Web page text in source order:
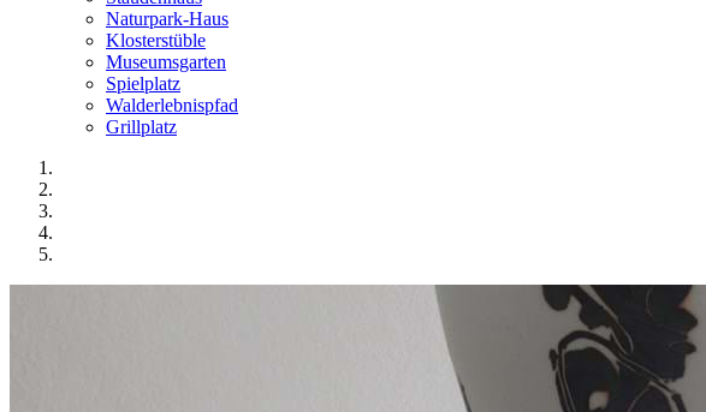
Naturpark-Haus
Klosterstüble
Museumsgarten
Spielplatz
Walderlebnispfad
Grillplatz